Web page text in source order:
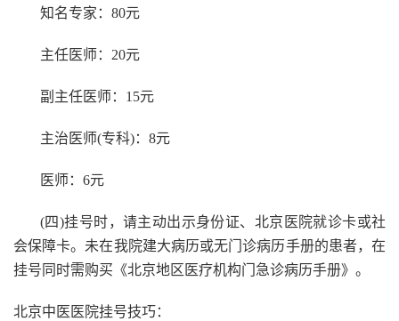
知名专家：80元
主任医师：20元
副主任医师：15元
主治医师(专科)：8元
医师：6元
(四)挂号时，请主动出示身份证、北京医院就诊卡或社
会保障卡。未在我院建大病历或无门诊病历手册的患者，在
挂号同时需购买《北京地区医疗机构门急诊病历手册》。
北京中医医院挂号技巧：